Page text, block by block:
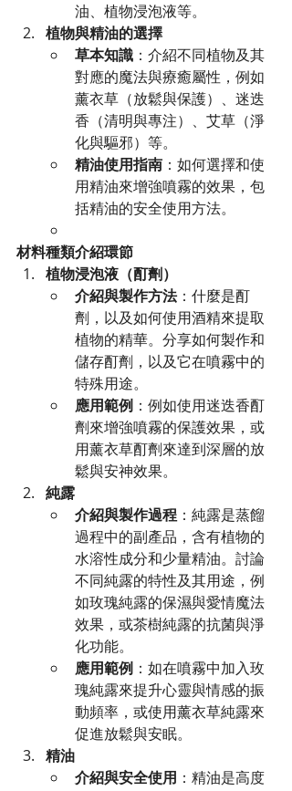
油、植物浸泡液等。
植物與精油的選擇
草本知識 ：介紹不同植物及其
對應的魔法與療癒屬性，例如
薰衣草（放鬆與保護）、迷迭
香（清明與專注）、艾草（淨
化與驅邪）等。
精油使用指南 ：如何選擇和使
用精油來增強噴霧的效果，包
括精油的安全使用方法。
材料種類介紹環節
植物浸泡液（酊劑）
介紹與製作方法：什麼是酊
劑，以及如何使用酒精來提取
植物的精華。分享如何製作和
儲存酊劑，以及它在噴霧中的
特殊用途。
應用範例 ：例如使用迷迭香酊
劑來增強噴霧的保護效果，或
用薰衣草酊劑來達到深層的放
鬆與安神效果。
純露
介紹與製作過程 ：純露是蒸餾
過程中的副產品，含有植物的
水溶性成分和少量精油。討論
不同純露的特性及其用途，例
如玫瑰純露的保濕與愛情魔法
效果，或茶樹純露的抗菌與淨
化功能。
應用範例 ：如在噴霧中加入玫
瑰純露來提升心靈與情感的振
動頻率，或使用薰衣草純露來
促進放鬆與安眠。
精油
介紹與安全使用 ：精油是高度